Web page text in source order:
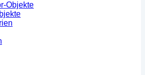
Objekte